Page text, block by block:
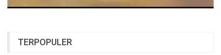
TERPOPULER